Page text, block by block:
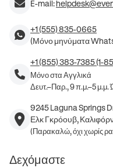
E-mail:
+1 (555) 835-0665
(Μόνο μηνύματα
+1 (855) 383-7385 (1-
Μόνο στα Αγγλικά
Δευτ.–Παρ., 9 π.μ.–5 μ.μ.
9245 Laguna Springs
Ελκ Γκρόουβ,
(Παρακαλώ, όχι χωρίς
Δεχόμαστε